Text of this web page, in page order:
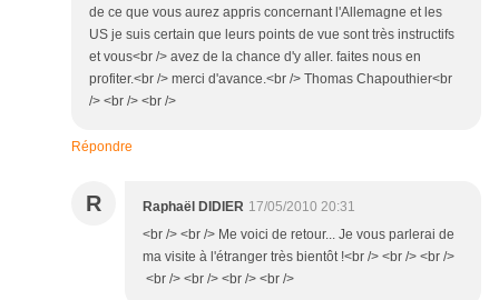
de ce que vous aurez appris concernant l'Allemagne et les
US je suis certain que leurs points de vue sont très instructifs
et vous<br /> avez de la chance d'y aller. faites nous en
profiter.<br /> merci d'avance.<br /> Thomas Chapouthier<br
/> <br /> <br />
Répondre
R Raphaël DIDIER 17/05/2010 20:31
<br /> <br /> Me voici de retour... Je vous parlerai de
ma visite à l'étranger très bientôt !<br /> <br /> <br />
<br /> <br /> <br /> <br />